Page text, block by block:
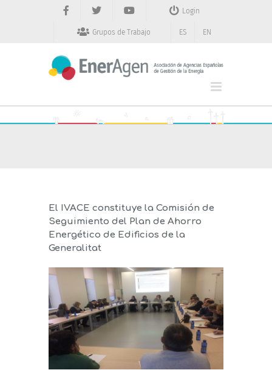
Login
Grupos de Trabajo ES EN
El IVACE constituye la Comisión de
Seguimiento del Plan de Ahorro
Energético de Edificios de la
Generalitat